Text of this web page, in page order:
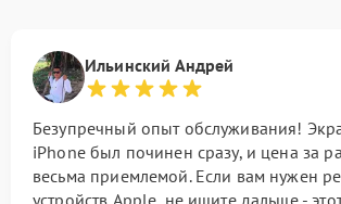
Ильинский Андрей
Безупречный опыт обслуживания!
iPhone был починен сразу, и цена за
весьма приемлемой. Если вам нужен
устройств Apple, не ищите дальше -